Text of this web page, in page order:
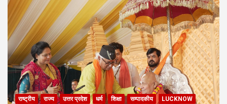
राष्ट्रीय राज्य उत्तर प्रदेश धर्म शिक्षा सम्पादकीय
LUCKNOW